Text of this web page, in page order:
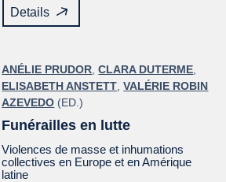
Details
ANÉLIE PRUDOR ,CLARA DUTERME
ELISABETH ANSTETT ,VALÉRIE ROBIN
AZEVEDO (ED.)
Funérailles en lutte
Violences de masse et inhumations
collectives en Europe et en Amérique
latine